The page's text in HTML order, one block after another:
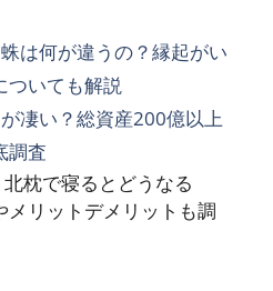
は何が違うの？縁起がい
ついても解説
凄い？総資産200億以上
調査
北枕で寝るとどうなる
リットデメリットも調